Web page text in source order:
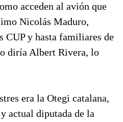
acceden al avión que
Nicolás Maduro,
CUP y hasta familiares de
diría Albert Rivera, lo
era la Otegi catalana,
actual diputada de la